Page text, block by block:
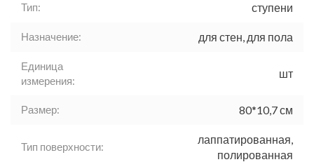
Тип: ступени
Назначение: для стен, для пола
Единица
измерения:
шт
Размер: 80*10,7 см
Тип поверхности:
лаппатированная,
полированная